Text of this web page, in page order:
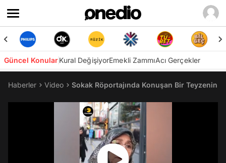
Güncel KonularKural DeğişiyorEmekli ZammıAcı Gerçekler
Haberler Video Sokak Röportajında Konuşan Bir Teyzenin